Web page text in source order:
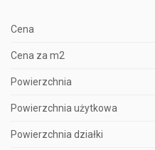
Cena
Cena za m2
Powierzchnia
Powierzchnia użytkowa
Powierzchnia działki